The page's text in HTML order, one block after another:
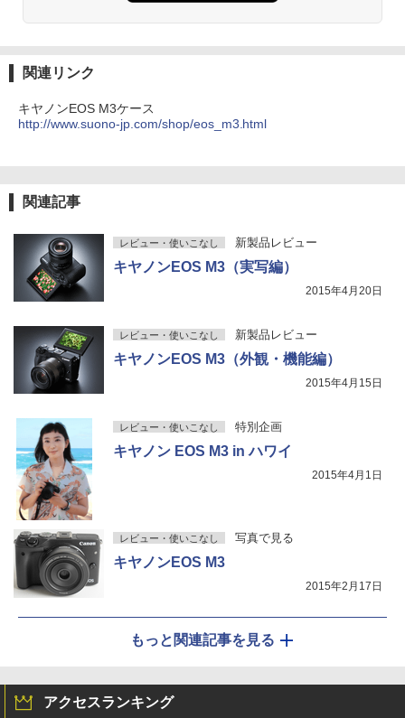
関連リンク
キヤノンEOS M3ケース
http://www.suono-jp.com/shop/eos_m3.html
関連記事
レビュー・使いこなし 新製品レビュー
キヤノンEOS M3（実写編）
2015年4月20日
レビュー・使いこなし 新製品レビュー
キヤノンEOS M3（外観・機能編）
2015年4月15日
レビュー・使いこなし 特別企画
キヤノン EOS M3 in ハワイ
2015年4月1日
レビュー・使いこなし 写真で見る
キヤノンEOS M3
2015年2月17日
もっと関連記事を見る
アクセスランキング